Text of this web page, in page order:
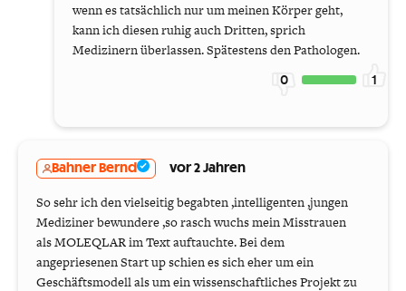
wenn es tatsächlich nur um meinen Körper geht,
kann ich diesen ruhig auch Dritten, sprich
Medizinern überlassen. Spätestens den Pathologen.
0 1
Bahner Bernd vor 2 Jahren
So sehr ich den vielseitig begabten ,intelligenten ,jungen
Mediziner bewundere ,so rasch wuchs mein Misstrauen
als MOLEQLAR im Text auftauchte. Bei dem
angepriesenen Start up schien es sich eher um ein
Geschäftsmodell als um ein wissenschaftliches Projekt zu